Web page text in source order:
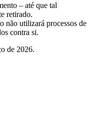
– até que tal
retirado.
não utilizará processos de
contra si.
de 2026.